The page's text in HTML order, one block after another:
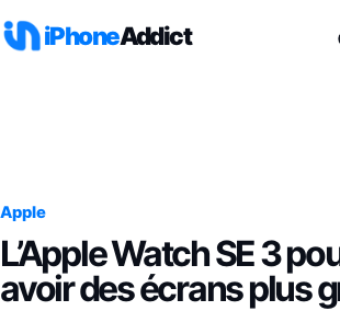
iPhoneAddict
Apple
L’Apple Watch SE 3
avoir des écrans plus